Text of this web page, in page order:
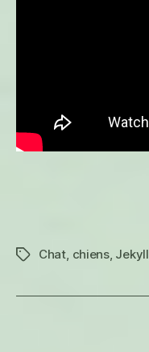
Étiquettes
Chat, chiens, Jekyll